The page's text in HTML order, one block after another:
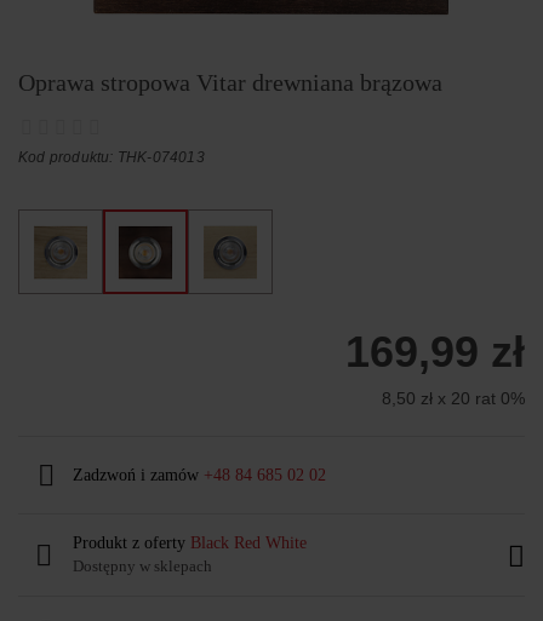
Oprawa stropowa Vitar drewniana brązowa
Kod produktu: THK-074013
169,99 zł
8,50 zł x 20 rat 0%
Zadzwoń i zamów +48 84 685 02 02
Produkt z oferty Black Red White
Dostępny w sklepach